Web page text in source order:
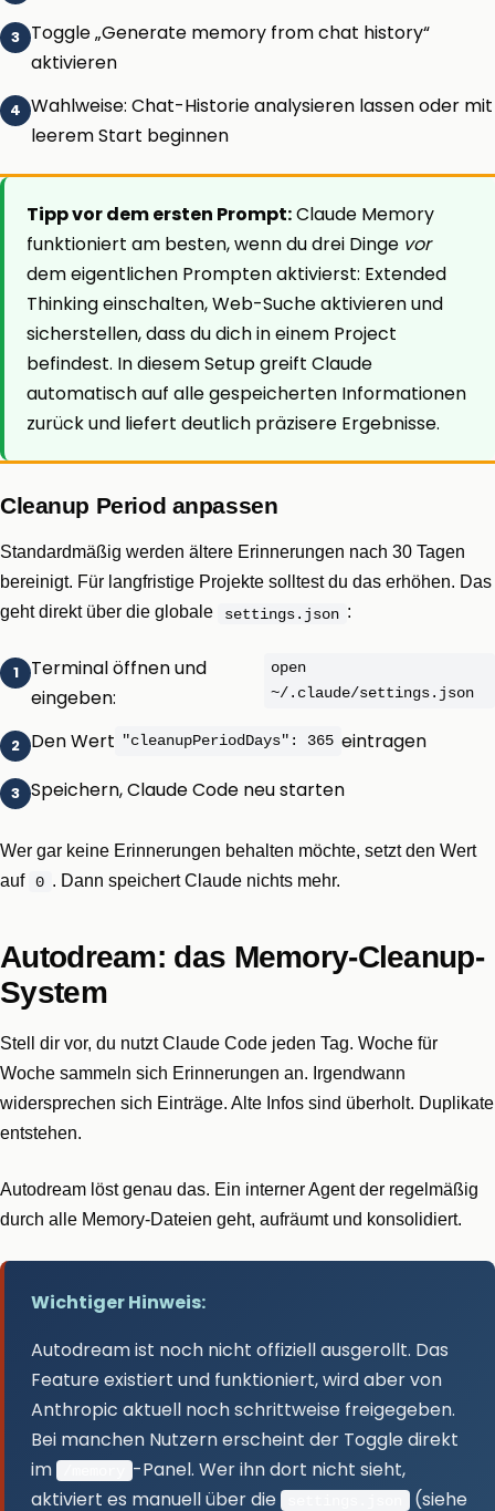
Toggle „Generate memory from chat history“
aktivieren
Wahlweise: Chat-Historie analysieren lassen oder mit
leerem Start beginnen
Tipp vor dem ersten Prompt:Claude Memory
funktioniert am besten, wenn du drei Dinge vor
dem eigentlichen Prompten aktivierst: Extended
Thinking einschalten, Web-Suche aktivieren und
sicherstellen, dass du dich in einem Project
befindest. In diesem Setup greift Claude
automatisch auf alle gespeicherten Informationen
zurück und liefert deutlich präzisere Ergebnisse.
Cleanup Period anpassen
Standardmäßig werden ältere Erinnerungen nach 30 Tagen
bereinigt. Für langfristige Projekte solltest du das erhöhen. Das
geht direkt über die globale
settings.json :
Terminal öffnen und
eingeben:
open
~/.claude/settings.json
Den Wert "cleanupPeriodDays": 365 eintragen
Speichern, Claude Code neu starten
Wer gar keine Erinnerungen behalten möchte, setzt den Wert
auf 0 . Dann speichert Claude nichts mehr.
Autodream: das Memory-Cleanup-
System
Stell dir vor, du nutzt Claude Code jeden Tag. Woche für
Woche sammeln sich Erinnerungen an. Irgendwann
widersprechen sich Einträge. Alte Infos sind überholt. Duplikate
entstehen.
Autodream löst genau das. Ein interner Agent der regelmäßig
durch alle Memory-Dateien geht, aufräumt und konsolidiert.
Wichtiger Hinweis:
Autodream ist noch nicht offiziell ausgerollt. Das
Feature existiert und funktioniert, wird aber von
Anthropic aktuell noch schrittweise freigegeben.
Bei manchen Nutzern erscheint der Toggle direkt
im
-Panel. Wer ihn dort nicht sieht,
aktiviert es manuell über die
(siehe